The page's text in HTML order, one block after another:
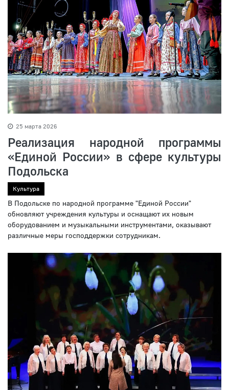
25 марта 2026
Реализация народной программы
«Единой России» в сфере культуры
Подольска
Культура
В Подольске по народной программе "Единой России"
обновляют учреждения культуры и оснащают их новым
оборудованием и музыкальными инструментами, оказывают
различные меры господдержки сотрудникам.